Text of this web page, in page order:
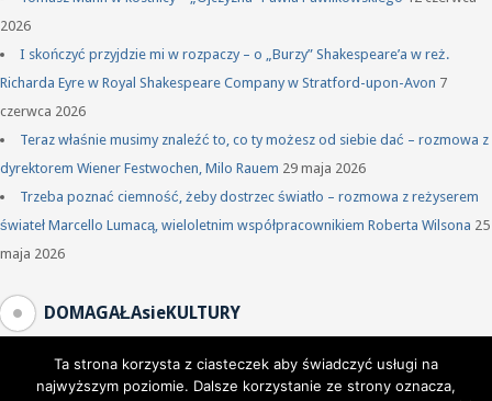
2026
I skończyć przyjdzie mi w rozpaczy – o „Burzy” Shakespeare’a w reż.
Richarda Eyre w Royal Shakespeare Company w Stratford-upon-Avon 7
czerwca 2026
Teraz właśnie musimy znaleźć to, co ty możesz od siebie dać – rozmowa z
dyrektorem Wiener Festwochen, Milo Rauem 29 maja 2026
Trzeba poznać ciemność, żeby dostrzec światło – rozmowa z reżyserem
świateł Marcello Lumacą, wieloletnim współpracownikiem Roberta Wilsona 25
maja 2026
DOMAGAŁAsieKULTURY
Ta strona korzysta z ciasteczek aby świadczyć usługi na
najwyższym poziomie. Dalsze korzystanie ze strony oznacza,